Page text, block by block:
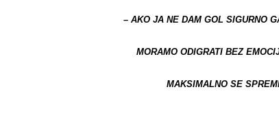
– AKO JA NE DAM GOL SIGURNO
MORAMO ODIGRATI BEZ
MAKSIMALNO SE